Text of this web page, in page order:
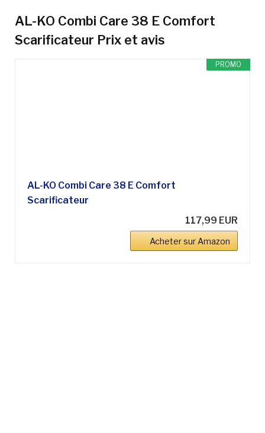
AL-KO Combi Care 38 E Comfort
Scarificateur Prix et avis
PROMO
AL-KO Combi Care 38 E Comfort
Scarificateur
117,99 EUR
Acheter sur Amazon